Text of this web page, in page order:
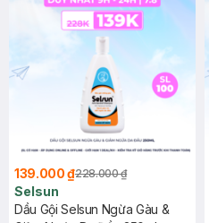
139.000 ₫228.000 ₫
Selsun
Dầu Gội Selsun Ngừa Gàu &